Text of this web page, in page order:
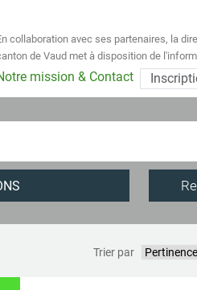
collaboration avec ses partenaires, la
de Vaud met à disposition de
mission & Contact
clés
Trier par